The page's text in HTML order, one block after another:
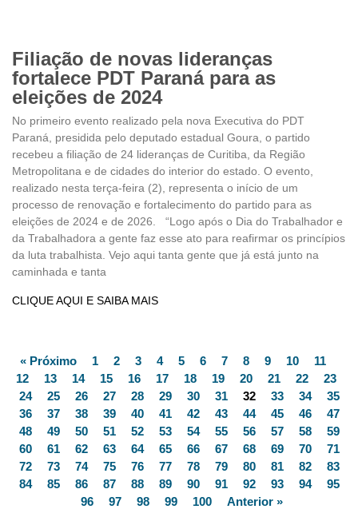
Filiação de novas lideranças
fortalece PDT Paraná para as
eleições de 2024
No primeiro evento realizado pela nova Executiva do PDT
Paraná, presidida pelo deputado estadual Goura, o partido
recebeu a filiação de 24 lideranças de Curitiba, da Região
Metropolitana e de cidades do interior do estado. O evento,
realizado nesta terça-feira (2), representa o início de um
processo de renovação e fortalecimento do partido para as
eleições de 2024 e de 2026. “Logo após o Dia do Trabalhador e
da Trabalhadora a gente faz esse ato para reafirmar os princípios
da luta trabalhista. Vejo aqui tanta gente que já está junto na
caminhada e tanta
CLIQUE AQUI E SAIBA MAIS
« Próximo 1 2 3 4 5 6 7 8 9 10
11
12
13 14 15 16 17 18 19 20 21 22
23
24
25 26 27 28 29 30 31 32 33 34
35
36
37 38 39 40 41 42 43 44 45 46
47
48
49 50 51 52 53 54 55 56 57 58
59
60
61 62 63 64 65 66 67 68 69 70
71
72
73 74 75 76 77 78 79 80 81 82
83
84
85 86 87 88 89 90 91 92 93 94
95
96
97 98 99 100 Anterior »